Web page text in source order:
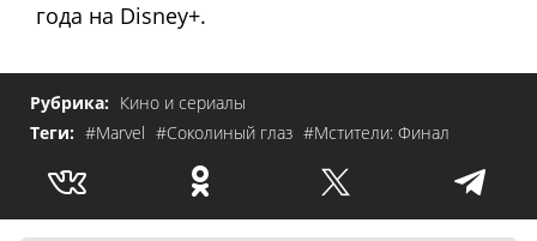
года на Disney+.
Рубрика: Кино и сериалы
Теги: #Marvel #Соколиный глаз #Мстители: Финал